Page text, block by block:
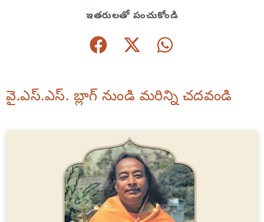
ఇతరులతో పంచుకోండి
వై.ఎస్.ఎస్. బ్లాగ్ నుండి మరిన్ని చదవండి